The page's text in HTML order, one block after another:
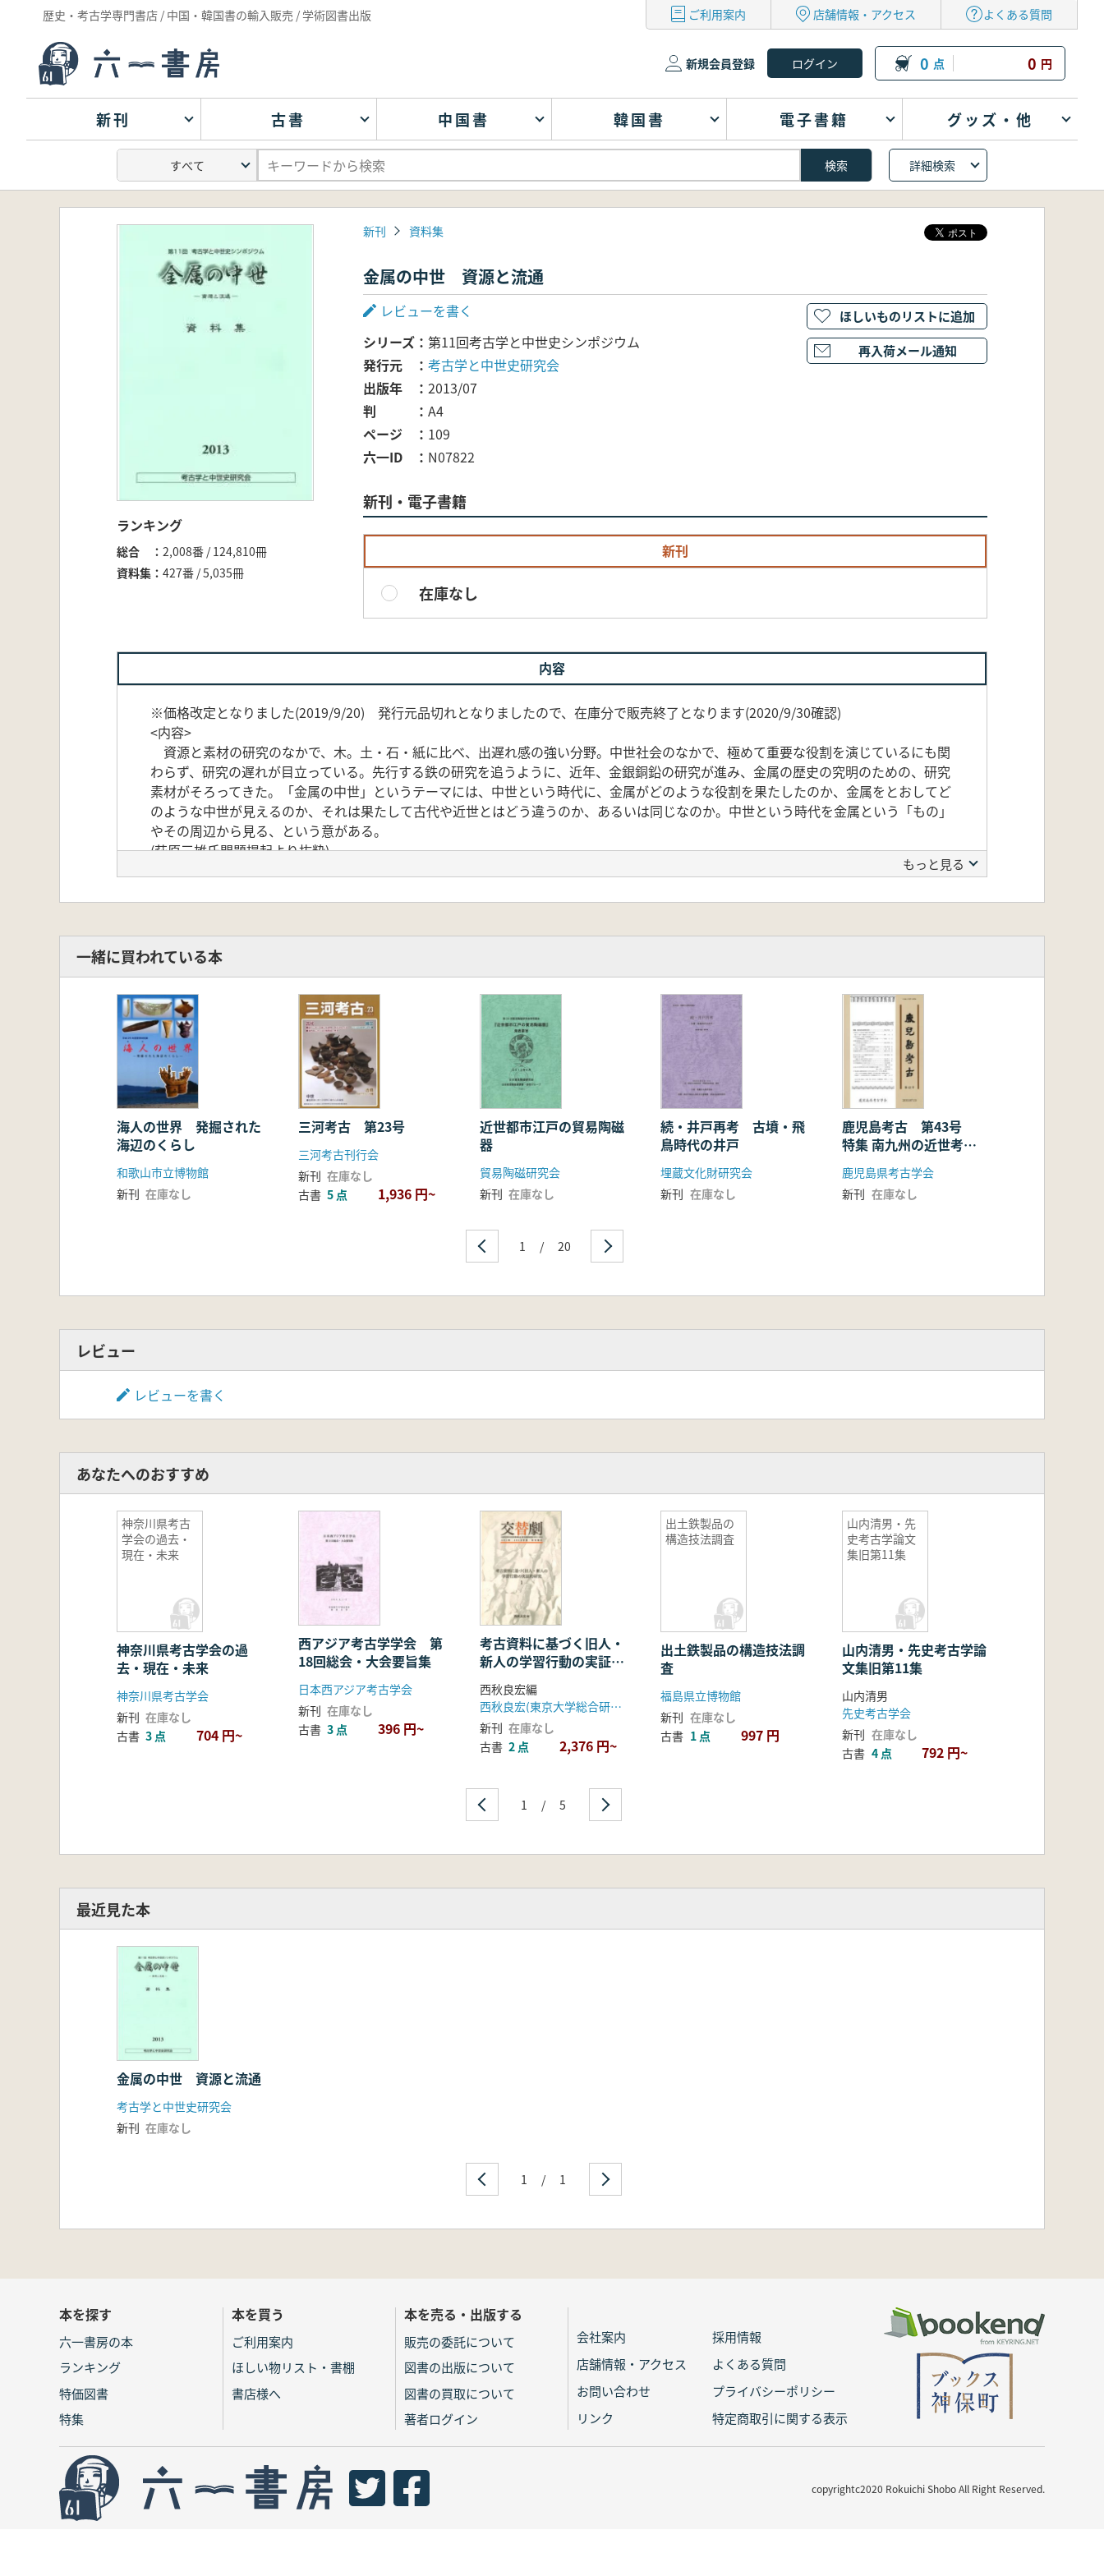
歴史・考古学専門書店 / 中国・韓国書の輸入販売 / 学術図書出版 ご利用案内 店舗情報・アクセス よくある質問
新規会員登録 0 点 0 円
新刊 古書 中国書 韓国書 電子書籍 グッズ・他
詳細検索
ランキング
総合
2,008番 / 124,810冊
資料集
427番 / 5,035冊
新刊 資料集
金属の中世 資源と流通
レビューを書く
シリーズ
第11回考古学と中世史シンポジウム
発行元
考古学と中世史研究会
出版年
2013/07
判
A4
ページ
109
六一ID
N07822
新刊・電子書籍
新刊
在庫なし
ほしいものリストに追加
再入荷メール通知
内容
※価格改定となりました(2019/9/20) 発行元品切れとなりましたので、在庫分で販売終了となります(2020/9/30確認)
<内容>
資源と素材の研究のなかで、木。土・石・紙に比べ、出遅れ感の強い分野。中世社会のなかで、極めて重要な役割を演じているにも関
わらず、研究の遅れが目立っている。先行する鉄の研究を追うように、近年、金銀銅鉛の研究が進み、金属の歴史の究明のための、研究
素材がそろってきた。「金属の中世」というテーマには、中世という時代に、金属がどのような役割を果たしたのか、金属をとおしてど
のような中世が見えるのか、それは果たして古代や近世とはどう違うのか、あるいは同じなのか。中世という時代を金属という「もの」
やその周辺から見る、という意がある。
(萩原三雄氏問題提起より抜粋)
角田徳幸 中国地方の中世鉄生産
小田由美子 佐渡金銀山遺跡群中
齋藤 努 日本刀の素材と刀匠の技術
橋本 雄 中世日本と東アジアをめぐる金属流通 15・16世紀転換期を中心に
久保智康 金属工芸品の存在意味を問う
村木二郎 金属器の生産現場から
もっと見る
一緒に買われている本
海人の世界 発掘された
海辺のくらし
和歌山市立博物館
新刊 在庫なし
三河考古 第23号
三河考古刊行会
新刊 在庫なし
古書 5 点 1,936 円~
近世都市江戸の貿易陶磁
器
貿易陶磁研究会
新刊 在庫なし
続・井戸再考 古墳・飛
鳥時代の井戸
埋蔵文化財研究会
新刊 在庫なし
鹿児島考古 第43号
特集 南九州の近世考古
学
鹿児島県考古学会
新刊 在庫なし
1 / 20
レビュー
レビューを書く
あなたへのおすすめ
神奈川県考古
学会の過去・
現在・未来
神奈川県考古学会の過
去・現在・未来
神奈川県考古学会
新刊 在庫なし
古書 3 点 704 円~
西アジア考古学学会 第
18回総会・大会要旨集
日本西アジア考古学会
新刊 在庫なし
古書 3 点 396 円~
考古資料に基づく旧人・
新人の学習行動の実証的
研究 全5冊
西秋良宏編
西秋良宏(東京大学総合研究博物館)
新刊 在庫なし
古書 2 点 2,376 円~
出土鉄製品の
構造技法調査
出土鉄製品の構造技法調
査
福島県立博物館
新刊 在庫なし
古書 1 点 997 円
山内清男・先
史考古学論文
集旧第11集
山内清男・先史考古学論
文集旧第11集
山内清男
先史考古学会
新刊 在庫なし
古書 4 点 792 円~
1 / 5
最近見た本
金属の中世 資源と流通
考古学と中世史研究会
新刊 在庫なし
1 / 1
本を探す
六一書房の本
ランキング
特価図書
特集
本を買う
ご利用案内
ほしい物リスト・書棚
書店様へ
本を売る・出版する
販売の委託について
図書の出版について
図書の買取について
著者ログイン
会社案内
採用情報
店舗情報・アクセス
よくある質問
お問い合わせ
プライバシーポリシー
リンク
特定商取引に関する表示
copyrightc2020 Rokuichi Shobo All Right Reserved.